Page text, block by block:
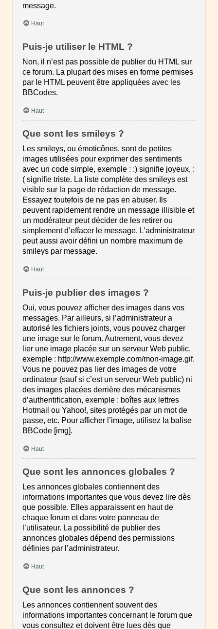
message.
Haut
Puis-je utiliser le HTML ?
Non, il n’est pas possible de publier du HTML sur
ce forum. La plupart des mises en forme permises
par le HTML peuvent être appliquées avec les
BBCodes.
Haut
Que sont les smileys ?
Les smileys, ou émoticônes, sont de petites
images utilisées pour exprimer des sentiments
avec un code simple, exemple : :) signifie joyeux, :
( signifie triste. La liste complète des smileys est
visible sur la page de rédaction de message.
Essayez toutefois de ne pas en abuser. Ils
peuvent rapidement rendre un message illisible et
un modérateur peut décider de les retirer ou
simplement d’effacer le message. L’administrateur
peut aussi avoir défini un nombre maximum de
smileys par message.
Haut
Puis-je publier des images ?
Oui, vous pouvez afficher des images dans vos
messages. Par ailleurs, si l’administrateur a
autorisé les fichiers joints, vous pouvez charger
une image sur le forum. Autrement, vous devez
lier une image placée sur un serveur Web public,
exemple : http://www.exemple.com/mon-image.gif.
Vous ne pouvez pas lier des images de votre
ordinateur (sauf si c’est un serveur Web public) ni
des images placées derrière des mécanismes
d’authentification, exemple : boîtes aux lettres
Hotmail ou Yahoo!, sites protégés par un mot de
passe, etc. Pour afficher l’image, utilisez la balise
BBCode [img].
Haut
Que sont les annonces globales ?
Les annonces globales contiennent des
informations importantes que vous devez lire dès
que possible. Elles apparaissent en haut de
chaque forum et dans votre panneau de
l’utilisateur. La possibilité de publier des
annonces globales dépend des permissions
définies par l’administrateur.
Haut
Que sont les annonces ?
Les annonces contiennent souvent des
informations importantes concernant le forum que
vous consultez et doivent être lues dès que